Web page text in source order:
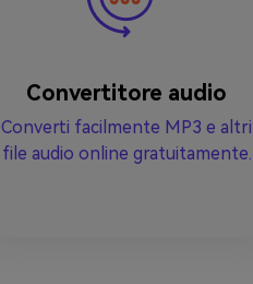
Convertitore audio
Converti facilmente MP3 e altri
file audio online gratuitamente.